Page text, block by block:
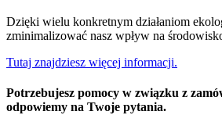
Dzięki wielu konkretnym działaniom
zminimalizować nasz wpływ na
Tutaj znajdziesz więcej informacji.
Potrzebujesz pomocy w związku z
odpowiemy na Twoje pytania.